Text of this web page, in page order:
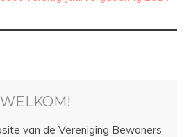
WELKOM!
van de Vereniging Bewoners